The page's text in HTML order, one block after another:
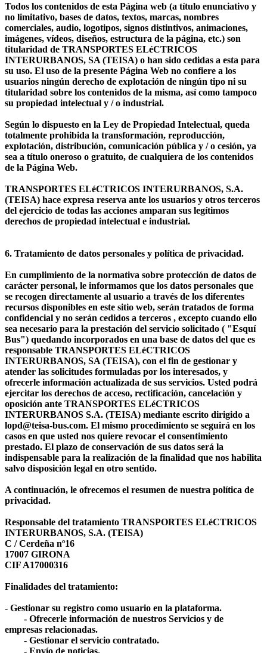
Todos los contenidos de esta Página web (a título enunciativo y
no limitativo, bases de datos, textos, marcas, nombres
comerciales, audio, logotipos, signos distintivos, animaciones,
imágenes, vídeos, diseños, estructura de la página, etc.) son
titularidad de TRANSPORTES ELéCTRICOS
INTERURBANOS, SA (TEISA) o han sido cedidas a esta para
su uso. El uso de la presente Página Web no confiere a los
usuarios ningún derecho de explotación de ningún tipo ni su
titularidad sobre los contenidos de la misma, así como tampoco
su propiedad intelectual y / o industrial.
Según lo dispuesto en la Ley de Propiedad Intelectual, queda
totalmente prohibida la transformación, reproducción,
explotación, distribución, comunicación pública y / o cesión, ya
sea a título oneroso o gratuito, de cualquiera de los contenidos
de la Página Web.
TRANSPORTES ELéCTRICOS INTERURBANOS, S.A.
(TEISA) hace expresa reserva ante los usuarios y otros terceros
del ejercicio de todas las acciones amparan sus legítimos
derechos de propiedad intelectual e industrial.
6. Tratamiento de datos personales y política de privacidad.
En cumplimiento de la normativa sobre protección de datos de
carácter personal, le informamos que los datos personales que
se recogen directamente al usuario a través de los diferentes
recursos disponibles en este sitio web, serán tratados de forma
confidencial y no serán cedidos a terceros , excepto cuando ello
sea necesario para la prestación del servicio solicitado ( "Esquí
Bus") quedando incorporados en una base de datos del que es
responsable TRANSPORTES ELéCTRICOS
INTERURBANOS, SA (TEISA), con el fin de gestionar y
atender las solicitudes formuladas por los interesados, y
ofrecerle información actualizada de sus servicios. Usted podrá
ejercitar los derechos de acceso, rectificación, cancelación y
oposición ante TRANSPORTES ELéCTRICOS
INTERURBANOS S.A. (TEISA) mediante escrito dirigido a
lopd@teisa-bus.com. El mismo procedimiento se seguirá en los
casos en que usted nos quiere revocar el consentimiento
prestado. El plazo de conservación de sus datos será la
indispensable para la realización de la finalidad que nos habilita
salvo disposición legal en otro sentido.
A continuación, le ofrecemos el resumen de nuestra política de
privacidad.
Responsable del tratamiento TRANSPORTES ELéCTRICOS
INTERURBANOS, S.A. (TEISA)
C / Cerdeña nº16
17007 GIRONA
CIF A17000316
Finalidades del tratamiento:
- Gestionar su registro como usuario en la plataforma.
- Ofrecerle información de nuestros Servicios y de
empresas relacionadas.
- Gestionar el servicio contratado.
- Envío de noticias.